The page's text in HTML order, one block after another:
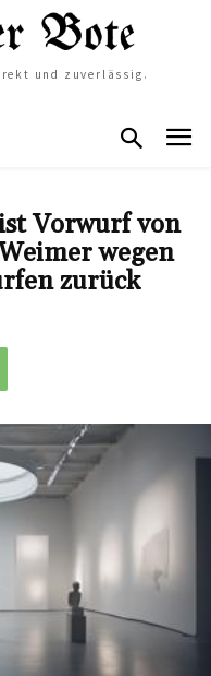
und zuverlässig.
Vorwurf von
wegen
zurück